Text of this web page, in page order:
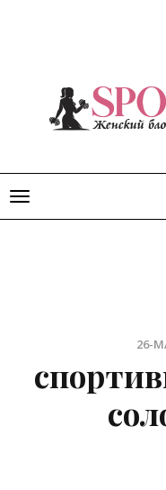
Открыть
меню
26-